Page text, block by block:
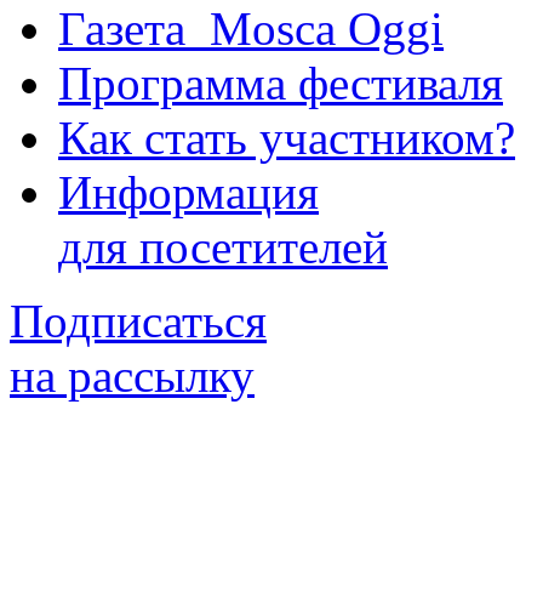
Газета Mosca Oggi
Программа фестиваля
Как стать участником?
Информация
для посетителей
Подписаться
на рассылку